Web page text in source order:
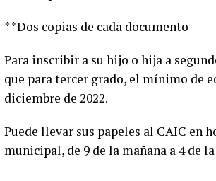
**Dos copias de cada documento
Para inscribir a su hijo o hija a
que para tercer grado, el mínimo de
diciembre de 2022.
Puede llevar sus papeles al CAIC en
municipal, de 9 de la mañana a 4 de